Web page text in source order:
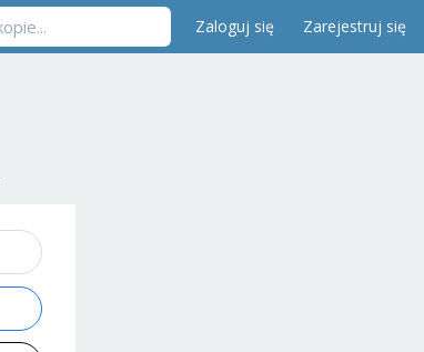
Zaloguj się Zarejestruj się